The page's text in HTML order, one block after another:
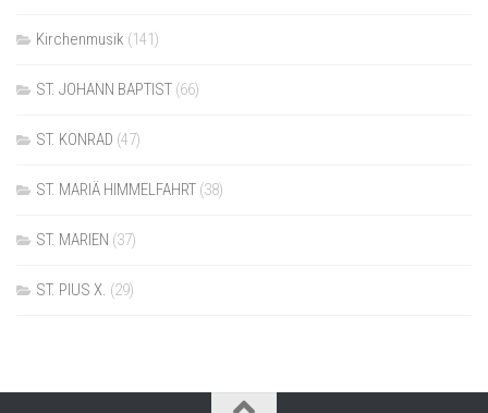
Kirchenmusik (141)
ST. JOHANN BAPTIST (66)
ST. KONRAD (47)
ST. MARIÄ HIMMELFAHRT (38)
ST. MARIEN (37)
ST. PIUS X. (29)